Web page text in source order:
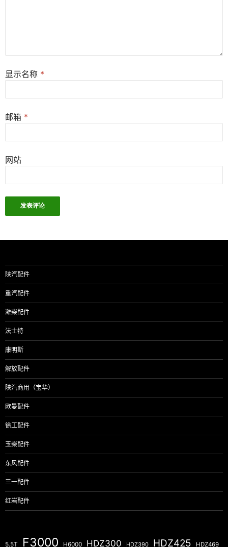
显示名称 *
邮箱 *
网站
陕汽配件
重汽配件
潍柴配件
法士特
康明斯
解放配件
陕汽商用（宝华）
欧曼配件
徐工配件
玉柴配件
东风配件
三一配件
红岩配件
5.5T F3000 H6000 HDZ300 HDZ390 HDZ425 HDZ469